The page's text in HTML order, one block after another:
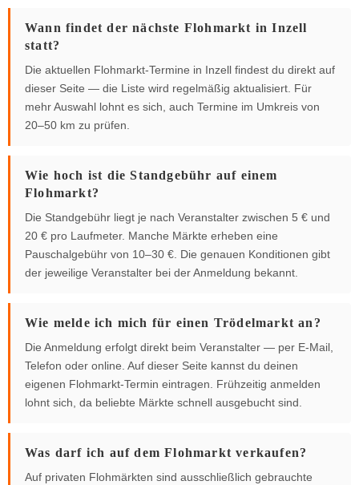
Wann findet der nächste Flohmarkt in Inzell
statt?
Die aktuellen Flohmarkt-Termine in Inzell findest du direkt auf
dieser Seite — die Liste wird regelmäßig aktualisiert. Für
mehr Auswahl lohnt es sich, auch Termine im Umkreis von
20–50 km zu prüfen.
Wie hoch ist die Standgebühr auf einem
Flohmarkt?
Die Standgebühr liegt je nach Veranstalter zwischen 5 € und
20 € pro Laufmeter. Manche Märkte erheben eine
Pauschalgebühr von 10–30 €. Die genauen Konditionen gibt
der jeweilige Veranstalter bei der Anmeldung bekannt.
Wie melde ich mich für einen Trödelmarkt an?
Die Anmeldung erfolgt direkt beim Veranstalter — per E-Mail,
Telefon oder online. Auf dieser Seite kannst du deinen
eigenen Flohmarkt-Termin eintragen. Frühzeitig anmelden
lohnt sich, da beliebte Märkte schnell ausgebucht sind.
Was darf ich auf dem Flohmarkt verkaufen?
Auf privaten Flohmärkten sind ausschließlich gebrauchte